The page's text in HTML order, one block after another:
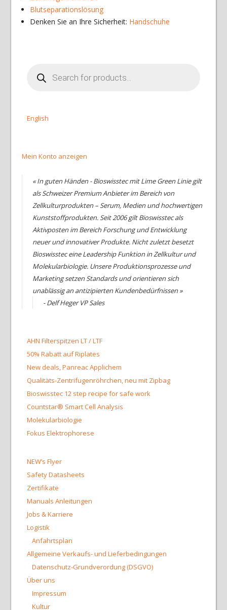
Blutseparationslösung
Denken Sie an Ihre Sicherheit: Handschuhe
search
English
Mein Konto anzeigen
« In guten Händen - Bioswisstec mit Lime Green Linie gilt
als Schweizer Premium Anbieter im Bereich von
Zellkulturprodukten – Serum, Medien und hochwertigen
Kunststoffprodukten. Seit 2006 gilt Bioswisstec als
Aktivposten im Bereich Forschung und Entwicklung
neuer und innovativer Produkte. Nicht zuletzt besetzt
Bioswisstec eine Leadership Funktion in Zellkultur und
Molekularbiologie. Unsere Produktionsprozesse und
Marketing setzen Standards und orientieren sich
unablässig an antizipierten Kundenbedürfnissen »
- Delf Heger VP Sales
AHN Filterspitzen LT / LTF
50% Rabatt auf Riplates
New deals, Panreac Applichem
Qualitäts-Zentrifugenröhrchen, neu mit Zipbag
Bioswisstec 12 step recipe for safe work
Countstar® Smart Cell Analysis
Molekularbiologie
Fokus Elektrophorese
NEW’s Flyer
Safety Datasheets
Zertifikate
Manuals Anleitungen
Jobs & Karriere
Logistik
Anfahrtsplan
Allgemeine Verkaufs- und Lieferbedingungen
Datenschutz-Grundverordung (DSGVO)
Über uns
Impressum
Kultur